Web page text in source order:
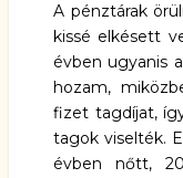
A pénztárak
kissé elkésett
évben ugyanis
hozam,
fizet tagdíjat,
tagok viselték.
évben nőtt,